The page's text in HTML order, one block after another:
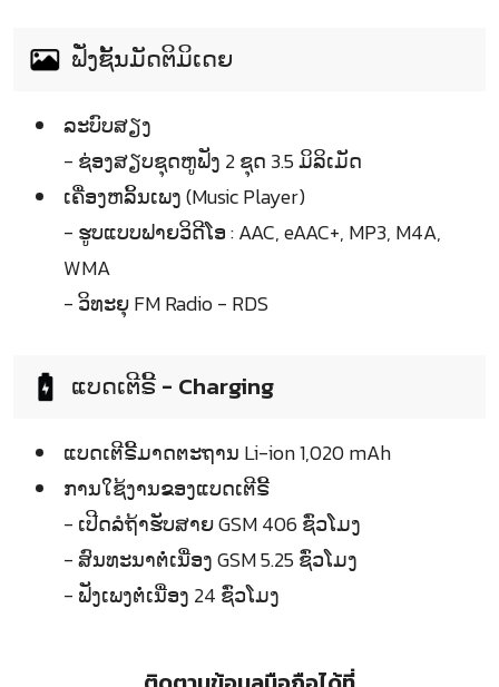
ຟັ່ງຊັ້ນມັດຕິມິເດຍ
ລະບົບສຽງ
- ຊ່ອງສຽບຊຸດຫູຟັງ 2 ຊຸດ 3.5 ມິລິເມັດ
ເຄື່ອງຫລິ້ນເພງ (Music Player)
- ຮູບແບບຟາຍວິດີໂອ : AAC, eAAC+, MP3, M4A,
WMA
- ວິທະຍຸ FM Radio - RDS
ແບດເຕີຣີ້ - Charging
ແບດເຕີຣີ້ມາດຕະຖານ Li-ion 1,020 mAh
ການໃຊ້ງານຂອງແບດເຕີຣີ້
- ເປີດລໍຖ້າຮັບສາຍ GSM 406 ຊົ່ວໂມງ
- ສົນທະນາຕໍ່ເນື່ອງ GSM 5.25 ຊົ່ວໂມງ
- ຟັງເພງຕໍ່ເນື່ອງ 24 ຊົ່ວໂມງ